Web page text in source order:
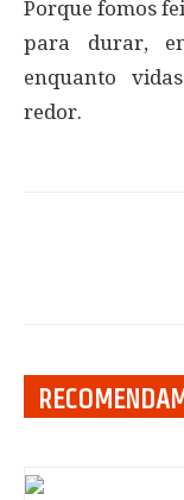
Porque fomos
para durar,
enquanto
redor.